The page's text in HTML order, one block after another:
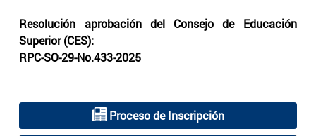
Resolución aprobación del Consejo de Educación
Superior (CES):
RPC-SO-29-No.433-2025
Proceso de Inscripción